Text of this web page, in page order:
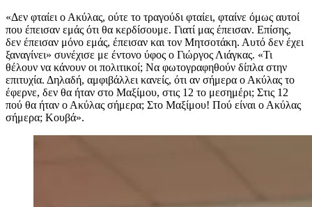
«Δεν φταίει ο Ακύλας, ούτε το τραγούδι φταίει, φταίνε όμως αυτοί
που έπεισαν εμάς ότι θα κερδίσουμε. Γιατί μας έπεισαν. Επίσης,
δεν έπεισαν μόνο εμάς, έπεισαν και τον Μητσοτάκη. Αυτό δεν έχει
ξαναγίνει» συνέχισε με έντονο ύφος ο Γιώργος Λιάγκας. «Τι
θέλουν να κάνουν οι πολιτικοί; Να φωτογραφηθούν δίπλα στην
επιτυχία. Δηλαδή, αμφιβάλλει κανείς, ότι αν σήμερα ο Ακύλας το
έφερνε, δεν θα ήταν στο Μαξίμου, στις 12 το μεσημέρι; Στις 12
πού θα ήταν ο Ακύλας σήμερα; Στο Μαξίμου! Πού είναι ο Ακύλας
σήμερα; Κουβά».